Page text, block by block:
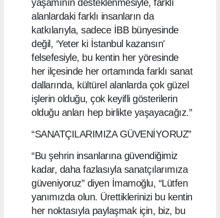
yaşamının desteklenmesiyle, farklı
alanlardaki farklı insanların da
katkılarıyla, sadece İBB bünyesinde
değil, ‘Yeter ki İstanbul kazansın'
felsefesiyle, bu kentin her yöresinde
her ilçesinde her ortamında farklı sanat
dallarında, kültürel alanlarda çok güzel
işlerin olduğu, çok keyifli gösterilerin
olduğu anları hep birlikte yaşayacağız.”
“SANATÇILARIMIZA GÜVENİYORUZ”
“Bu şehrin insanlarına güvendiğimiz
kadar, daha fazlasıyla sanatçılarımıza
güveniyoruz” diyen İmamoğlu, “Lütfen
yanımızda olun. Ürettiklerinizi bu kentin
her noktasıyla paylaşmak için, biz, bu